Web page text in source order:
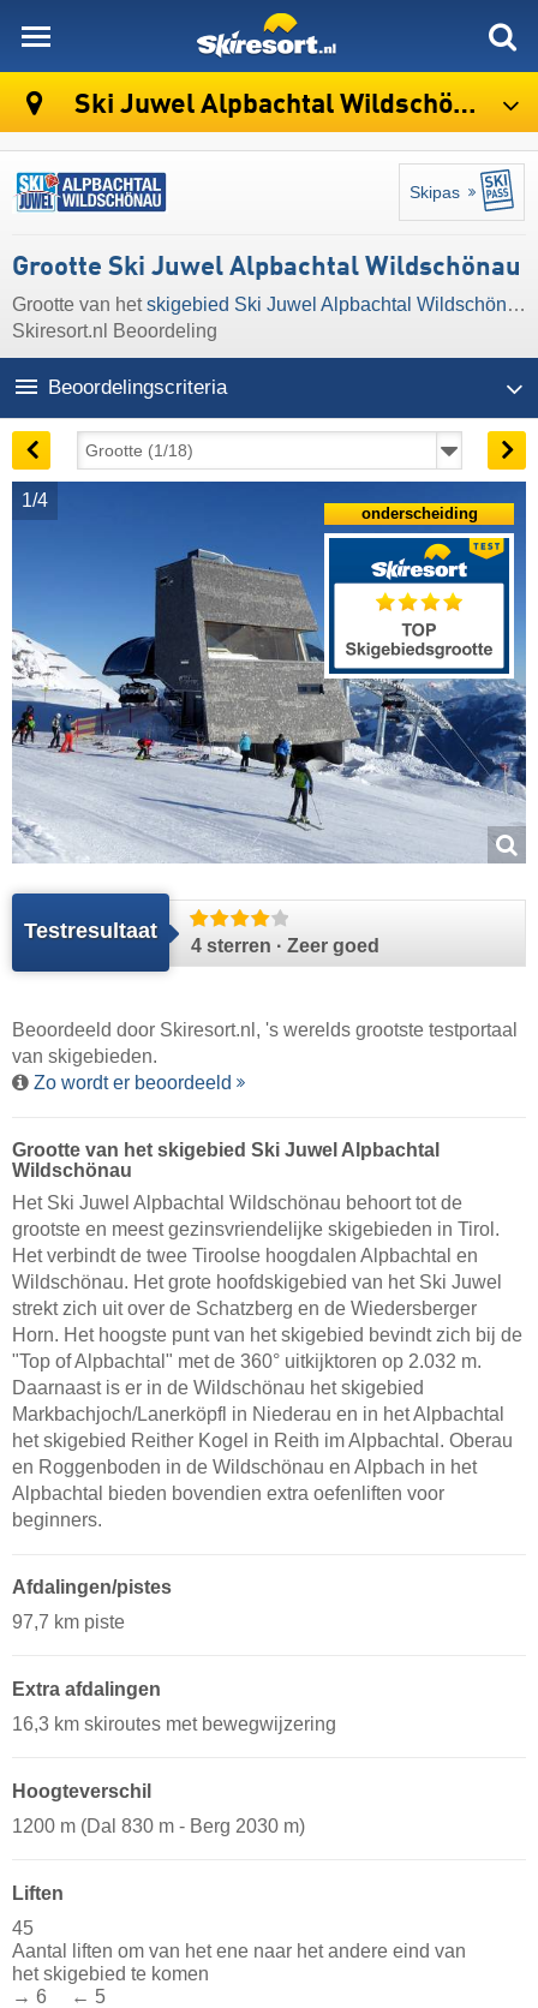
Ski Juwel Alpbachtal Wildschönau
Skipas
Grootte Ski Juwel Alpbachtal Wildschönau
Grootte van hetskigebied Ski Juwel Alpbachtal Wildschönau
Skiresort.nl Beoordeling
Beoordelingscriteria
1/4
Testresultaat
4 sterren · Zeer goed
onderscheiding
Beoordeeld door Skiresort.nl , 's werelds grootste testportaal
van skigebieden.
Zo wordt er beoordeeld
Grootte van het skigebied Ski Juwel Alpbachtal
Wildschönau
Het Ski Juwel Alpbachtal Wildschönau behoort tot de
grootste en meest gezinsvriendelijke skigebieden in Tirol.
Het verbindt de twee Tiroolse hoogdalen Alpbachtal en
Wildschönau. Het grote hoofdskigebied van het Ski Juwel
strekt zich uit over de Schatzberg en de Wiedersberger
Horn. Het hoogste punt van het skigebied bevindt zich bij de
"Top of Alpbachtal" met de 360° uitkijktoren op 2.032 m.
Daarnaast is er in de Wildschönau het skigebied
Markbachjoch/Lanerköpfl in Niederau en in het Alpbachtal
het skigebied Reither Kogel in Reith im Alpbachtal. Oberau
en Roggenboden in de Wildschönau en Alpbach in het
Alpbachtal bieden bovendien extra oefenliften voor
beginners.
Afdalingen/pistes
97,7 km piste
Extra afdalingen
16,3 km skiroutes met bewegwijzering
Hoogteverschil
1200 m (Dal 830 m - Berg 2030 m)
Liften
45
Aantal liften om van het ene naar het andere eind van
het skigebied te komen
→ 6 ← 5